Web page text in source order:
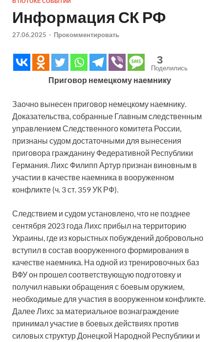
Информация СК РФ
27.06.2025 - Прокомментировать
3
Поделились
Приговор немецкому наемнику
Заочно вынесен приговор немецкому наемнику.
Доказательства, собранные Главным следственным
управлением Следственного комитета России,
признаны судом достаточными для вынесения
приговора гражданину Федеративной Республики
Германия. Лихс Филипп Артур признан виновным в
участии в качестве наемника в вооруженном
конфликте (ч. 3 ст. 359 УК РФ).
Следствием и судом установлено, что не позднее
сентября 2023 года Лихс прибыл на территорию
Украины, где из корыстных побуждений добровольно
вступил в состав вооруженного формирования в
качестве наемника. На одной из тренировочных баз
ВФУ он прошел соответствующую подготовку и
получил навыки обращения с боевым оружием,
необходимые для участия в вооруженном конфликте.
Далее Лихс за материальное вознаграждение
принимал участие в боевых действиях против
силовых структур Донецкой Народной Республики и